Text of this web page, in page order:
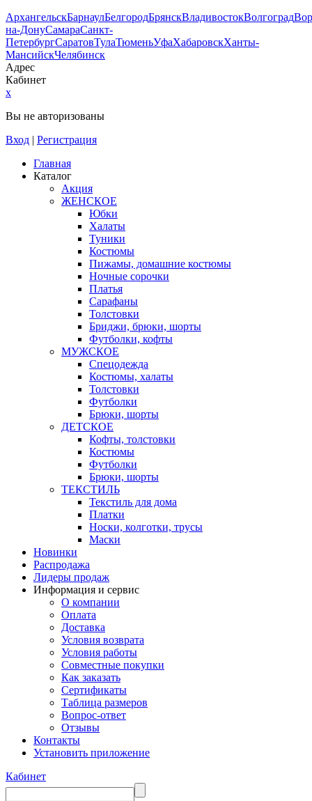
АрхангельскБарнаулБелгородБрянскВладивостокВолгоград
на-ДонуСамараСанкт-
ПетербургСаратовТулаТюменьУфаХабаровскХанты-
МансийскЧелябинск
Адрес
Кабинет
x
Вы не авторизованы
Вход | Регистрация
Главная
Каталог
Акция
ЖЕНСКОЕ
Юбки
Халаты
Туники
Костюмы
Пижамы, домашние костюмы
Ночные сорочки
Платья
Сарафаны
Толстовки
Бриджи, брюки, шорты
Футболки, кофты
МУЖСКОЕ
Спецодежда
Костюмы, халаты
Толстовки
Футболки
Брюки, шорты
ДЕТСКОЕ
Кофты, толстовки
Костюмы
Футболки
Брюки, шорты
ТЕКСТИЛЬ
Текстиль для дома
Платки
Носки, колготки, трусы
Маски
Новинки
Распродажа
Лидеры продаж
Информация и сервис
О компании
Оплата
Доставка
Условия возврата
Условия работы
Совместные покупки
Как заказать
Сертификаты
Таблица размеров
Вопрос-ответ
Отзывы
Контакты
Установить приложение
Кабинет